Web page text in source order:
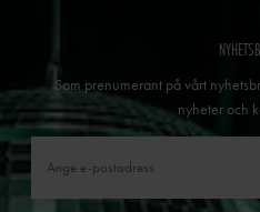
Som prenumerant på vårt
nyheter och